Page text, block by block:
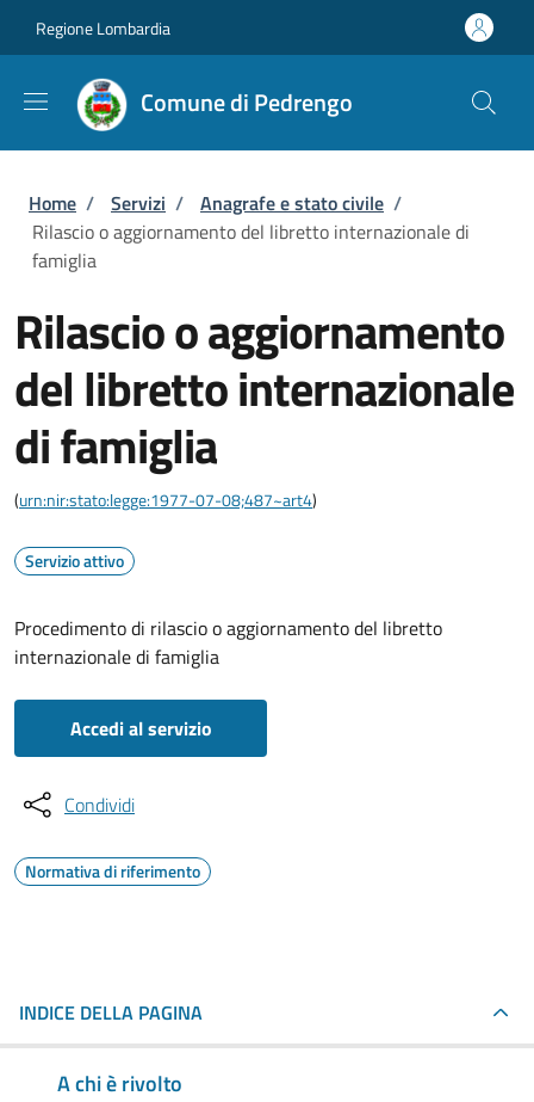
Regione Lombardia
Comune di Pedrengo
Briciole di pane
Home / Servizi / Anagrafe e stato civile /
Rilascio o aggiornamento del libretto internazionale di
famiglia
Rilascio o aggiornamento
del libretto internazionale
di famiglia
(urn:nir:stato:legge:1977-07-08;487~art4)
Servizio attivo
Procedimento di rilascio o aggiornamento del libretto
internazionale di famiglia
Accedi al servizio
Condividi
Normativa di riferimento
INDICE DELLA PAGINA
A chi è rivolto